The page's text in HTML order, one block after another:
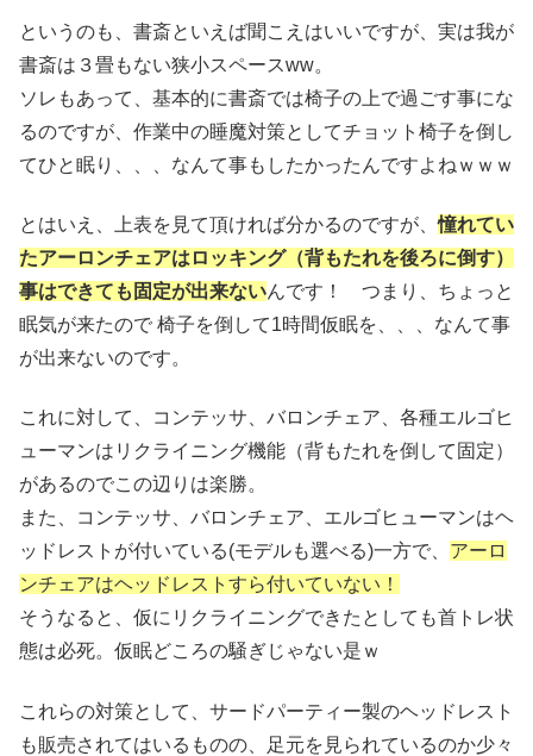
というのも、書斎といえば聞こえはいいですが、実は我が
書斎は３畳もない狭小スペースww。
ソレもあって、基本的に書斎では椅子の上で過ごす事にな
るのですが、作業中の睡魔対策としてチョット椅子を倒し
てひと眠り、、、なんて事もしたかったんですよねｗｗｗ
とはいえ、上表を見て頂ければ分かるのですが、憧れてい
たアーロンチェアはロッキング（背もたれを後ろに倒す）
事はできても固定が出来ないんです！ つまり、ちょっと
眠気が来たので 椅子を倒して1時間仮眠を、、、なんて事
が出来ないのです。
これに対して、コンテッサ、バロンチェア、各種エルゴヒ
ューマンはリクライニング機能（背もたれを倒して固定）
があるのでこの辺りは楽勝。
また、コンテッサ、バロンチェア、エルゴヒューマンはヘ
ッドレストが付いている(モデルも選べる)一方で、 アーロ
ンチェアはヘッドレストすら付いていない！
そうなると、仮にリクライニングできたとしても首トレ状
態は必死。仮眠どころの騒ぎじゃない是ｗ
これらの対策として、サードパーティー製のヘッドレスト
も販売されてはいるものの、足元を見られているのか少々